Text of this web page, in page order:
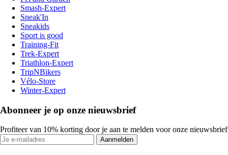
Smash-Expert
Sneak'In
Sneakids
Sport is good
Training-Fit
Trek-Expert
Triathlon-Expert
TripNBikers
Vélo-Store
Winter-Expert
Abonneer je op onze nieuwsbrief
Profiteer van 10% korting door je aan te melden voor onze nieuwsbrief
Aanmelden